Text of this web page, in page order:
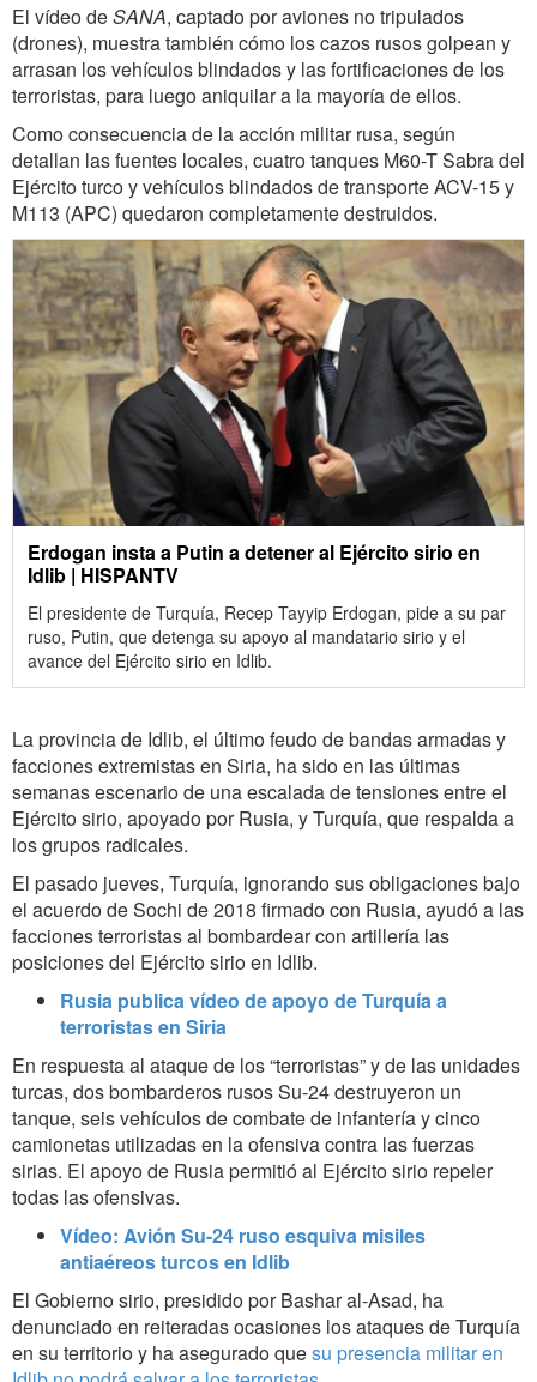
El vídeo deSANA, captado por aviones no tripulados
(drones), muestra también cómo los cazos rusos golpean y
arrasan los vehículos blindados y las fortificaciones de los
terroristas, para luego aniquilar a la mayoría de ellos.
Como consecuencia de la acción militar rusa, según
detallan las fuentes locales, cuatro tanques M60-T Sabradel
Ejército turco y vehículos blindados de transporte ACV-15 y
M113 (APC) quedaron completamente destruidos.
Erdogan insta a Putin a detener al Ejército sirio en
Idlib | HISPANTV
El presidente de Turquía, Recep Tayyip Erdogan, pide a su par
ruso, Putin, que detenga su apoyo al mandatario sirio y el
avance del Ejército sirio en Idlib.
La provincia de Idlib, el último feudo de bandas armadas y
facciones extremistas en Siria, ha sido en las últimas
semanas escenario de una escalada de tensiones entre el
Ejército sirio, apoyado por Rusia, y Turquía, que respalda a
los grupos radicales.
El pasado jueves, Turquía, ignorando sus obligaciones bajo
el acuerdo de Sochi de 2018 firmado con Rusia, ayudó a las
facciones terroristas al bombardear con artillería las
posiciones del Ejército sirio en Idlib.
Rusia publica vídeo de apoyo de Turquía a
terroristas en Siria
En respuesta al ataque de los “terroristas” y de las unidades
turcas, dos bombarderos rusos Su-24 destruyeron un
tanque, seis vehículos de combate de infantería y cinco
camionetas utilizadas en la ofensiva contra las fuerzas
sirias. El apoyo de Rusia permitió al Ejército sirio repeler
todas las ofensivas.
Vídeo: Avión Su-24 ruso esquiva misiles
antiaéreos turcos en Idlib
El Gobierno sirio, presidido por Bashar al-Asad, ha
denunciado en reiteradas ocasiones los ataques de Turquía
en su territorio y ha asegurado quesu presencia militar en